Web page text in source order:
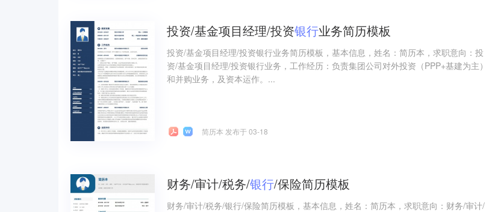
投资/基金项目经理/投资银行业务简历模板
投资/基金项目经理/投资银行业务简历模板，基本信息，姓名：简历本，求职意向：投
资/基金项目经理/投资银行业务，工作经历：负责集团公司对外投资（PPP+基建为主）
和并购业务，及资本运作。...
简历本 发布于 03-18
财务/审计/税务/银行/保险简历模板
财务/审计/税务/银行/保险简历模板，基本信息，姓名：简历本，求职意向：财务/审计/